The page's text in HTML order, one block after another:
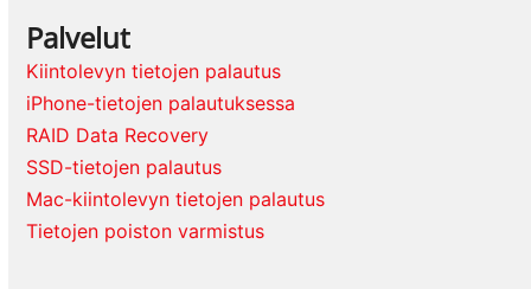
Palvelut
Kiintolevyn tietojen palautus
iPhone-tietojen palautuksessa
RAID Data Recovery
SSD-tietojen palautus
Mac-kiintolevyn tietojen palautus
Tietojen poiston varmistus